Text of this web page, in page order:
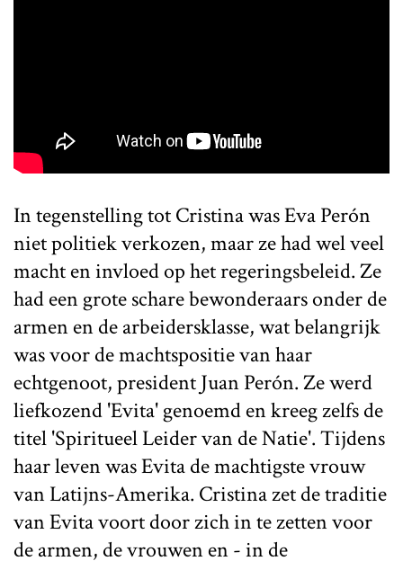
In tegenstelling tot Cristina was Eva Perón
niet politiek verkozen, maar ze had wel veel
macht en invloed op het regeringsbeleid. Ze
had een grote schare bewonderaars onder de
armen en de arbeidersklasse, wat belangrijk
was voor de machtspositie van haar
echtgenoot, president Juan Perón. Ze werd
liefkozend 'Evita' genoemd en kreeg zelfs de
titel 'Spiritueel Leider van de Natie'. Tijdens
haar leven was Evita de machtigste vrouw
van Latijns-Amerika. Cristina zet de traditie
van Evita voort door zich in te zetten voor
de armen, de vrouwen en - in de